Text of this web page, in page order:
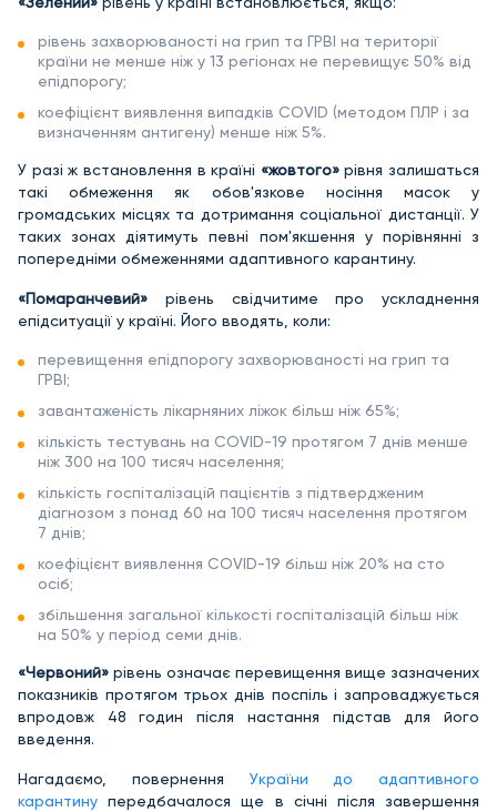
рівень захворюваності на грип та ГРВІ на території
країни не менше ніж у 13 регіонах не перевищує 50% від
епідпорогу;
коефіцієнт виявлення випадків COVID (методом ПЛР і за
визначенням антигену) менше ніж 5%.
У разі ж встановлення в країні «жовтого»рівня залишаться
такі обмеження як обов'язкове носіння масок у
громадських місцях та дотримання соціальної дистанції. У
таких зонах діятимуть певні пом'якшення у порівнянні з
попередніми обмеженнями адаптивного карантину.
«Помаранчевий» рівень свідчитиме про ускладнення
епідситуації у країні. Його вводять, коли:
перевищення епідпорогу захворюваності на грип та
ГРВІ;
завантаженість лікарняних ліжок більш ніж 65%;
кількість тестувань на COVID-19 протягом 7 днів менше
ніж 300 на 100 тисяч населення;
кількість госпіталізацій пацієнтів з підтвердженим
діагнозом з понад 60 на 100 тисяч населення протягом
7 днів;
коефіцієнт виявлення COVID-19 більш ніж 20% на сто
осіб;
збільшення загальної кількості госпіталізацій більш ніж
на 50% у період семи днів.
«Червоний» рівень означає перевищення вище зазначених
показників протягом трьох днів поспіль і запроваджується
впродовж 48 годин після настання підстав для його
введення.
Нагадаємо, повернення України до адаптивного
карантину передбачалося ще в січні після завершення